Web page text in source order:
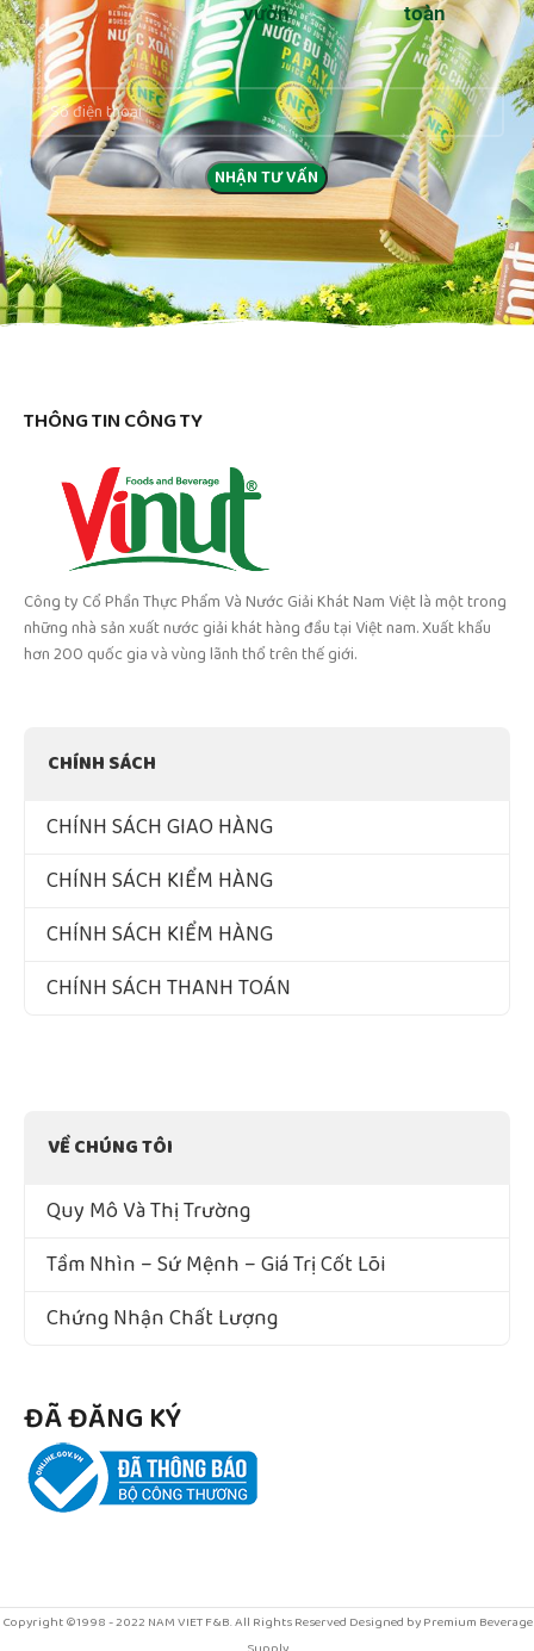
vườn
toàn
THÔNG TIN CÔNG TY
Công ty Cổ Phần Thực Phẩm Và Nước Giải Khát Nam Việt là một trong
những nhà sản xuất nước giải khát hàng đầu tại Việt nam. Xuất khẩu
hơn 200 quốc gia và vùng lãnh thổ trên thế giới.
CHÍNH SÁCH
CHÍNH SÁCH GIAO HÀNG
CHÍNH SÁCH KIỂM HÀNG
CHÍNH SÁCH KIỂM HÀNG
CHÍNH SÁCH THANH TOÁN
VỀ CHÚNG TÔI
Quy Mô Và Thị Trường
Tầm Nhìn – Sứ Mệnh – Giá Trị Cốt Lõi
Chứng Nhận Chất Lượng
ĐÃ ĐĂNG KÝ
Copyright ©1998 - 2022 NAM VIET F&B. All Rights Reserved Designed by Premium Beverage